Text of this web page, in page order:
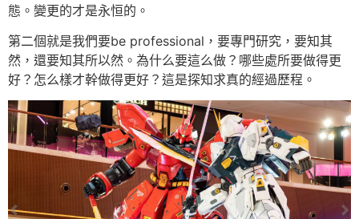
態。變更的才是永恒的。
第二個就是我們要be professional，要專門研究，要知其
然，還要知其所以然。為什么要這么做？哪些處所要做得更
好？怎么樣才幹做得更好？這是探知求真的經過歷程。